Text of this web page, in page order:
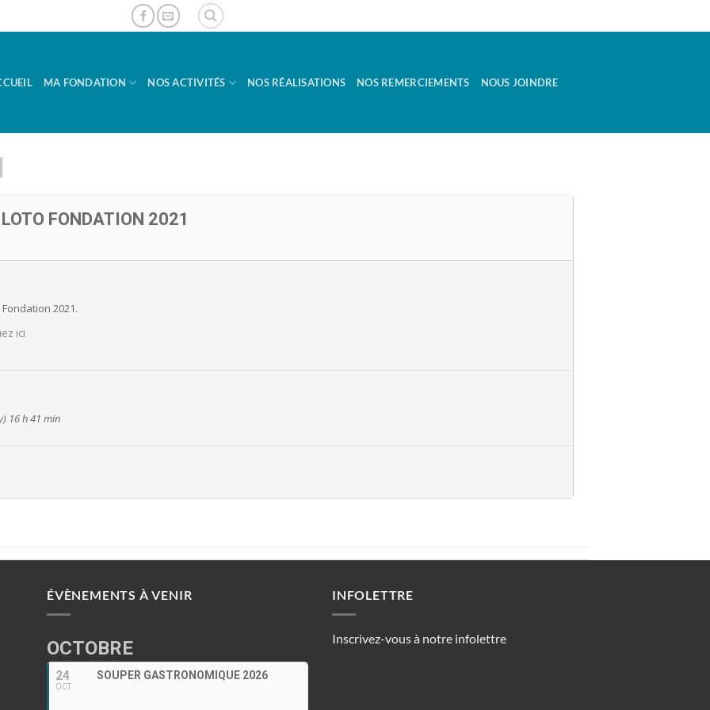
MA FONDATION NOS ACTIVITÉS NOS RÉALISATIONS NOS REMERCIEMENTS NOUS JOINDRE
FONDATION 2021
2021.
ici
16 h 41 min
ÉVÈNEMENTS À VENIR
OCTOBRE
24
OCT
SOUPER GASTRONOMIQUE 2026
INFOLETTRE
Inscrivez-vous à notre infolettre